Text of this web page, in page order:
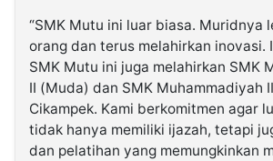
“SMK Mutu ini luar biasa. Muridnya
orang dan terus melahirkan inovasi.
SMK Mutu ini juga melahirkan SMK
II (Muda) dan SMK Muhammadiyah
Cikampek. Kami berkomitmen agar
tidak hanya memiliki ijazah, tetapi
dan pelatihan yang memungkinkan